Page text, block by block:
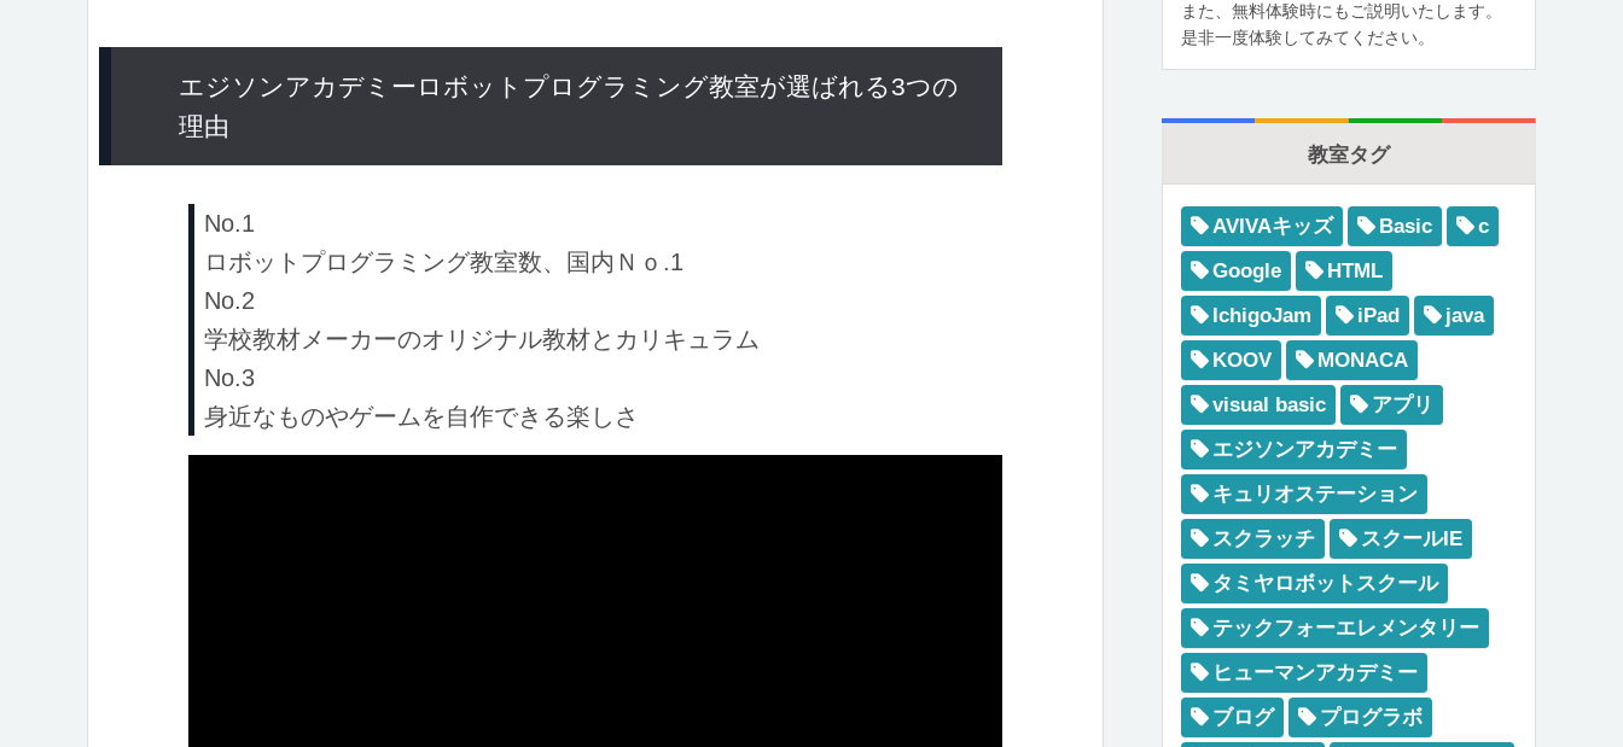
エジソンアカデミーロボットプログラミング教室が選ばれる3つの
理由
No.1
ロボットプログラミング教室数、国内Ｎｏ.1
No.2
学校教材メーカーのオリジナル教材とカリキュラム
No.3
身近なものやゲームを自作できる楽しさ
また、無料体験時にもご説明いたします。
是非一度体験してみてください。
教室タグ
AVIVAキッズ Basic
c
Google
HTML
IchigoJam
iPad
java
KOOV
MONACA
visual basic
アプリ
エジソンアカデミー
キュリオステーション
スクラッチ
スクールIE
タミヤロボットスクール
テックフォーエレメンタリー
ヒューマンアカデミー
ブログ
プログラボ